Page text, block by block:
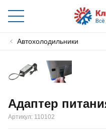
Автохолодильники
Адаптер
Артикул: 110102